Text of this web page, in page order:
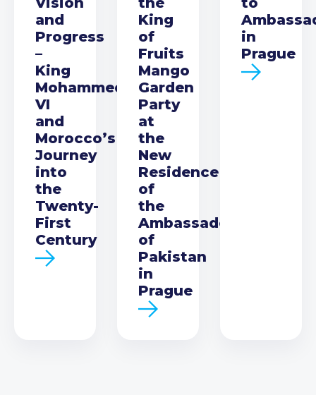
and
Progress
–
King
Mohammed
VI
and
Morocco’s
Journey
into
the
Twenty-
First
Century
King
of
Fruits
Mango
Garden
Party
at
the
New
Residence
of
the
Ambassador
of
Pakistan
in
Prague
in
Prague